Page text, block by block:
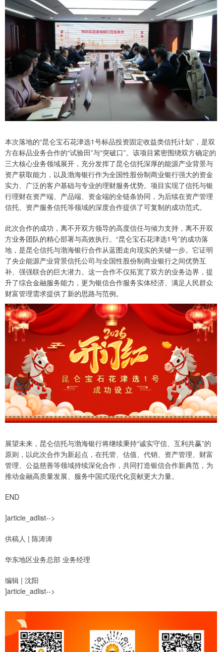
本次落地的“昆仑宝石花津选1号标品投资固定收益类信托计划”，是双
方在标品业务合作的“试验田”与“突破口”。该项目紧密围绕双方确定的
三大核心业务领域展开，充分发挥了昆仑信托深厚的能源产业背景与
资产获取能力，以及渤海银行作为全国性股份制商业银行强大的资金
实力、广泛的客户基础与专业的理财服务优势。项目实现了信托与银
行理财在资产端、产品端、资金端的全链条协同，为后续在资产管理
信托、资产服务信托等领域的深度合作提供了可复制的成功范式。
此次合作的成功，离不开双方领导的高度信任与倾力支持，离不开双
方业务团队的精心部署与高效执行。“昆仑宝石花津选1号”的成功落
地，是昆仑信托与渤海银行合作从蓝图走向现实的关键一步。它证明
了央企能源产业背景信托公司与全国性股份制商业银行之间优势互
补、强强联合的巨大潜力。这一合作不仅拓宽了双方的业务边界，提
升了综合金融服务能力，更为银信合作服务实体经济、满足人民群众
财富管理需求提供了新的思路与范例。
展望未来，昆仑信托与渤海银行将继续秉持“诚实守信、互利共赢”的
原则，以此次合作为新起点，在托管、估值、代销、资产管理、财富
管理、公益慈善等领域持续深化合作，共同打造银信合作新典范，为
推动金融高质量发展、服务中国式现代化贡献更大力量。
END
]article_adlist-->
供稿人 | 陈涛涛
华东地区业务总部 业务经理
编辑 | 沈阳
]article_adlist-->